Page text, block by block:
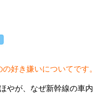
好き嫌いについてです。
やが、なぜ新幹線の車内